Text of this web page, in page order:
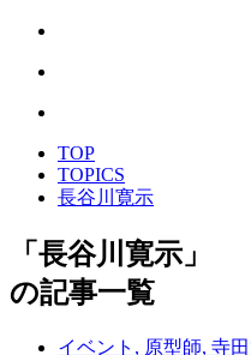
TOP
TOPICS
長谷川寛示
「 長谷川寛示 」
の記事一覧
イベント, 原型師, 寺